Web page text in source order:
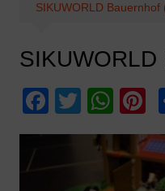
SIKUWORLD Bauernhof
F
a
T
w
itt
er
W
h
at
s
e